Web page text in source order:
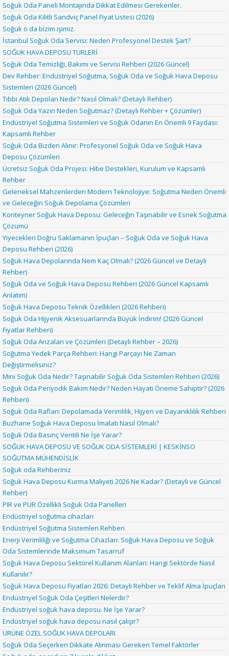
Soğuk Oda Paneli Montajında Dikkat Edilmesi Gerekenler.
Soğuk Oda Kilitli Sandviç Panel Fiyat Listesi (2026)
Soğuk o da bizim işimiz.
İstanbul Soğuk Oda Servisi: Neden Profesyonel Destek Şart?
SOĞUK HAVA DEPOSU TÜRLERİ
Soğuk Oda Temizliği, Bakımı ve Servisi Rehberi (2026 Güncel)
Dev Rehber: Endüstriyel Soğutma, Soğuk Oda ve Soğuk Hava Deposu
Sistemleri (2026 Güncel)
Tıbbi Atık Depoları Nedir? Nasıl Olmalı? (Detaylı Rehber)
Soğuk Oda Yazın Neden Soğutmaz? (Detaylı Rehber + Çözümler)
Endüstriyel Soğutma Sistemleri ve Soğuk Odanın En Önemli 9 Faydası:
Kapsamlı Rehber
Soğuk Oda Bizden Alınır: Profesyonel Soğuk Oda ve Soğuk Hava
Deposu Çözümleri
Ücretsiz Soğuk Oda Projesi: Hibe Destekleri, Kurulum ve Kapsamlı
Rehber
Geleneksel Mahzenlerden Modern Teknolojiye: Soğutma Neden Önemli
ve Geleceğin Soğuk Depolama Çözümleri
Konteyner Soğuk Hava Deposu: Geleceğin Taşınabilir ve Esnek Soğutma
Çözümü
Yiyecekleri Doğru Saklamanın İpuçları – Soğuk Oda ve Soğuk Hava
Deposu Rehberi (2026)
Soğuk Hava Depolarında Nem Kaç Olmalı? (2026 Güncel ve Detaylı
Rehber)
Soğuk Oda ve Soğuk Hava Deposu Rehberi (2026 Güncel Kapsamlı
Anlatım)
Soğuk Hava Deposu Teknik Özellikleri (2026 Rehberi)
Soğuk Oda Hijyenik Aksesuarlarında Büyük İndirim! (2026 Güncel
Fiyatlar Rehberi)
Soğuk Oda Arızaları ve Çözümleri (Detaylı Rehber – 2026)
Soğutma Yedek Parça Rehberi: Hangi Parçayı Ne Zaman
Değiştirmelisiniz?
Mini Soğuk Oda Nedir? Taşınabilir Soğuk Oda Sistemleri Rehberi (2026)
Soğuk Oda Periyodik Bakım Nedir? Neden Hayati Öneme Sahiptir? (2026
Rehberi)
Soğuk Oda Rafları: Depolamada Verimlilik, Hijyen ve Dayanıklılık Rehberi
Buzhane Soğuk Hava Deposu İmalatı Nasıl Olmalı?
Soğuk Oda Basınç Ventili Ne İşe Yarar?
SOĞUK HAVA DEPOSU VE SOĞUK ODA SİSTEMLERİ | KESKİNSO
SOĞUTMA MÜHENDİSLİK
Soğuk oda Rehberiniz
Soğuk Hava Deposu Kurma Maliyeti 2026 Ne Kadar? (Detaylı ve Güncel
Rehber)
PIR ve PUR Özellikli Soğuk Oda Panelleri
Endüstriyel soğutma cihazları
Endüstriyel Soğutma Sistemleri Rehberi
Enerji Verimliliği ve Soğutma Cihazları: Soğuk Hava Deposu ve Soğuk
Oda Sistemlerinde Maksimum Tasarruf
Soğuk Hava Deposu Sektörel Kullanım Alanları: Hangi Sektörde Nasıl
Kullanılır?
Soğuk Hava Deposu Fiyatları 2026: Detaylı Rehber ve Teklif Alma İpuçları
Endüstriyel Soğuk Oda Çeşitleri Nelerdir?
Endüstriyel soğuk hava deposu. Ne İşe Yarar?
Endüstriyel soğuk hava deposu nasıl çalışır?
ÜRÜNE ÖZEL SOĞUK HAVA DEPOLARI
Soğuk Oda Seçerken Dikkate Alınması Gereken Temel Faktörler